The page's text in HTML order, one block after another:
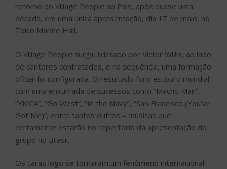
retorno do Village People ao País, após quase uma
década, em uma única apresentação, dia 17 de maio, no
Tokio Marine Hall.
O Village People surgiu liderado por Victor Willis, ao lado
de cantores contratados, e na sequência, uma formação
oficial foi configurada. O resultado foi o estouro mundial
com uma enxurrada de sucessos como “Macho Man”,
“YMCA”, “Go West”, “In the Navy”, “San Francisco (You’ve
Got Me)”, entre tantos outros – músicas que
certamente estarão no repertório da apresentação do
grupo no Brasil.
Os caras logo se tornaram um fenômeno internacional